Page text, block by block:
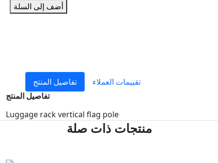
أضف إلى السلة
تفاصيل المنتج
تقييمات العملاء
تفاصيل المنتج
Luggage rack vertical flag pole
منتجات ذات صلة